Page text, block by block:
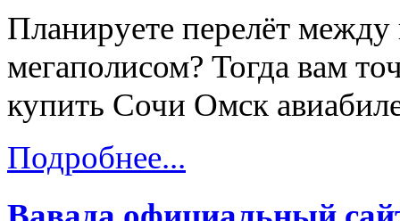
Планируете перелёт
мегаполисом? Тогда вам
купить Сочи Омск
Подробнее...